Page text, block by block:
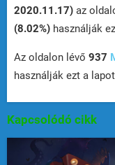
2020.11.17) az
(8.02%) használják
Az oldalon lévő 937
használják ezt a
Kapcsolódó cikk